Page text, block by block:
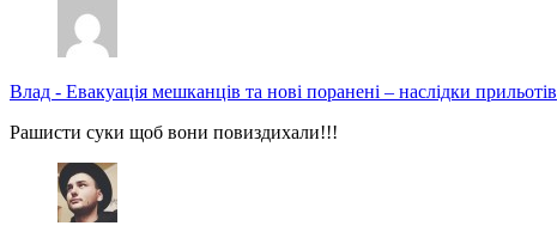
Влад - Евакуація мешканців та нові поранені – наслідки прильотів
Рашисти суки щоб вони повиздихали!!!